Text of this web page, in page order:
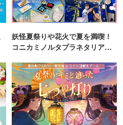
妖怪夏祭りや花火で夏を満喫！
コニカミノルタプラネタリア